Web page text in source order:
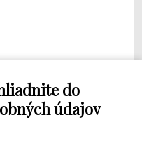
do
údajov